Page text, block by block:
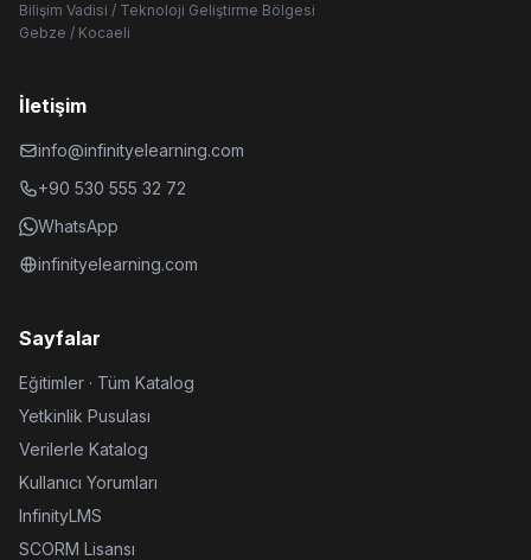
Bilişim Vadisi / Teknoloji Geliştirme Bölgesi
Gebze / Kocaeli
İletişim
info@infinityelearning.com
+90 530 555 32 72
WhatsApp
infinityelearning.com
Sayfalar
Eğitimler · Tüm Katalog
Yetkinlik Pusulası
Verilerle Katalog
Kullanıcı Yorumları
InfinityLMS
SCORM Lisansı